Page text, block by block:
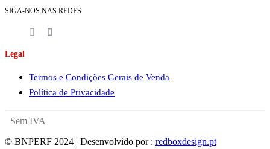
SIGA-NOS NAS REDES
Legal
Termos e Condições Gerais de Venda
Política de Privacidade
Sem IVA
© BNPERF 2024 | Desenvolvido por : redboxdesign.pt